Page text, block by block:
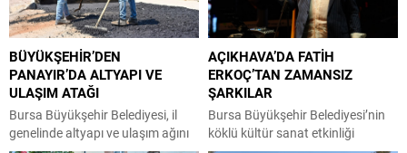
buluştururken, festival hafta sonu
boyunca ziyaretçilerini
ağırlamaya devam edecek.
Festivalin ikinci gününde Gemlik
Belediye Başkanı Şükrü Deviren,
Gemlik Kent Konseyi Başkanı...
kredisi sektör tarafından
memnuniyetle karşılandı. İnşaat
Müteahhitleri Sanayicileri ve İş
İnsanları Federasyonu (İMSİFED)
ile İnşaat Müteahhitleri
Sanayicileri ve İş İnsanları Derneği
(İMSİAD) Başkanı Şeref Demir,
söz konusu finansman...
BÜYÜKŞEHİR’DEN
PANAYIR’DA ALTYAPI VE
ULAŞIM ATAĞI
Bursa Büyükşehir Belediyesi, il
genelinde altyapı ve ulaşım ağını
AÇIKHAVA’DA FATİH
ERKOÇ’TAN ZAMANSIZ
ŞARKILAR
Bursa Büyükşehir Belediyesi’nin
köklü kültür sanat etkinliği